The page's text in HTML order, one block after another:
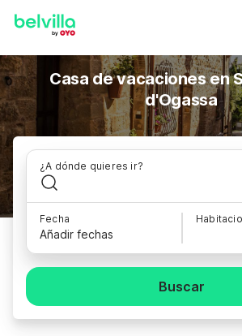
Casa de vacaciones en
d'Ogassa
¿A dónde quieres ir?
Fecha
Añadir fechas
Buscar